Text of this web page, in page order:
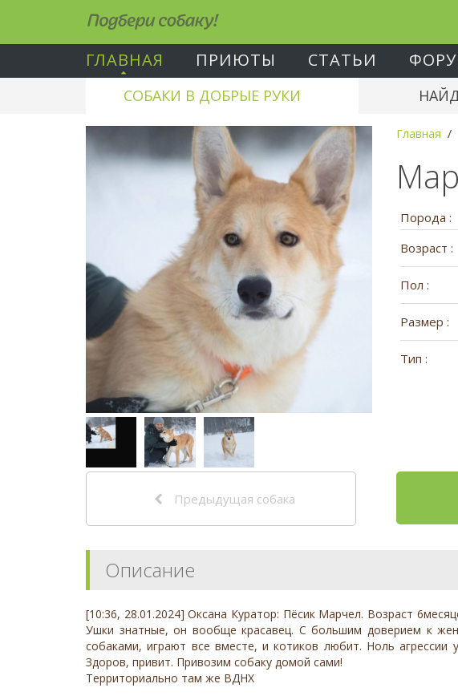
Подбери собаку!
ГЛАВНАЯ ПРИЮТЫ СТАТЬИ
СОБАКИ В ДОБРЫЕ РУКИ
Главная
Порода :
Возраст :
Пол :
Размер :
Тип :
Предыдущая собака
Описание
[10:36, 28.01.2024] Оксана Куратор: Пёсик Марчел. Возраст
Ушки знатные, он вообще красавец. С большим доверием к
собаками, играют все вместе, и котиков любит. Ноль
Здоров, привит. Привозим собаку домой сами!
Территориально там же ВДНХ